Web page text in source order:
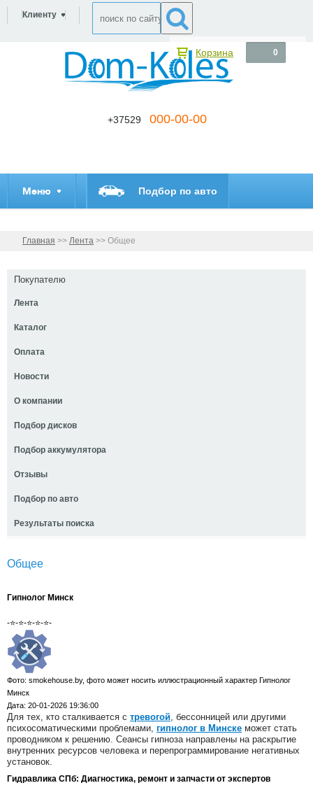
Клиенту
Корзина 0
+37529 000-00-00
Меню Подбор по авто
Главная >> Лента >> Общее
Покупателю
Лента
Каталог
Оплата
Новости
О компании
Подбор дисков
Подбор аккумулятора
Отзывы
Подбор по авто
Результаты поиска
Общее
Гипнолог Минск
-⭐-⭐-⭐-⭐-⭐-
Фото: smokehouse.by, фото может носить иллюстрационный характер Гипнолог
Минск
Дата: 20-01-2026 19:36:00
Для тех, кто сталкивается с тревогой, бессонницей или другими
психосоматическими проблемами, гипнолог в Минске может стать
проводником к решению. Сеансы гипноза направлены на раскрытие
внутренних ресурсов человека и перепрограммирование негативных
установок.
Гидравлика СПб: Диагностика, ремонт и запчасти от экспертов